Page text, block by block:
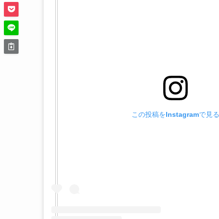
この投稿をInstagramで見る